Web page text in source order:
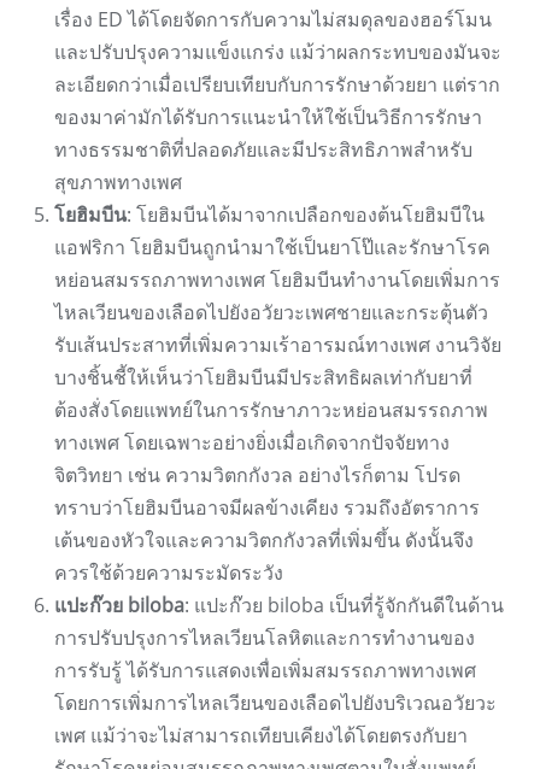
เรื่อง ED ได้โดยจัดการกับความไม่สมดุลของฮอร์โมน
และปรับปรุงความแข็งแกร่ง แม้ว่าผลกระทบของมันจะ
ละเอียดกว่าเมื่อเปรียบเทียบกับการรักษาด้วยยา แต่ราก
ของมาค่ามักได้รับการแนะนำให้ใช้เป็นวิธีการรักษา
ทางธรรมชาติที่ปลอดภัยและมีประสิทธิภาพสำหรับ
สุขภาพทางเพศ
โยฮิมบีน: โยฮิมบีนได้มาจากเปลือกของต้นโยฮิมบีใน
แอฟริกา โยฮิมบีนถูกนำมาใช้เป็นยาโป๊และรักษาโรค
หย่อนสมรรถภาพทางเพศ โยฮิมบีนทำงานโดยเพิ่มการ
ไหลเวียนของเลือดไปยังอวัยวะเพศชายและกระตุ้นตัว
รับเส้นประสาทที่เพิ่มความเร้าอารมณ์ทางเพศ งานวิจัย
บางชิ้นชี้ให้เห็นว่าโยฮิมบีนมีประสิทธิผลเท่ากับยาที่
ต้องสั่งโดยแพทย์ในการรักษาภาวะหย่อนสมรรถภาพ
ทางเพศ โดยเฉพาะอย่างยิ่งเมื่อเกิดจากปัจจัยทาง
จิตวิทยา เช่น ความวิตกกังวล อย่างไรก็ตาม โปรด
ทราบว่าโยฮิมบีนอาจมีผลข้างเคียง รวมถึงอัตราการ
เต้นของหัวใจและความวิตกกังวลที่เพิ่มขึ้น ดังนั้นจึง
ควรใช้ด้วยความระมัดระวัง
แปะก๊วย biloba: แปะก๊วย biloba เป็นที่รู้จักกันดีในด้าน
การปรับปรุงการไหลเวียนโลหิตและการทำงานของ
การรับรู้ ได้รับการแสดงเพื่อเพิ่มสมรรถภาพทางเพศ
โดยการเพิ่มการไหลเวียนของเลือดไปยังบริเวณอวัยวะ
เพศ แม้ว่าจะไม่สามารถเทียบเคียงได้โดยตรงกับยา